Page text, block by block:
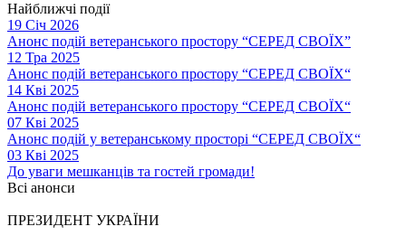
Найближчі події
19 Січ 2026
Анонс подій ветеранського простору “СЕРЕД СВОЇХ”
12 Тра 2025
Анонс подій ветеранського простору “СЕРЕД СВОЇХ“
14 Кві 2025
Анонс подій ветеранського простору “СЕРЕД СВОЇХ“
07 Кві 2025
Анонс подій у ветеранському просторі “СЕРЕД СВОЇХ“
03 Кві 2025
До уваги мешканців та гостей громади!
Всі анонси
ПРЕЗИДЕНТ УКРАЇНИ